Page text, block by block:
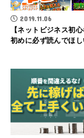
2019.11.06
【ネットビジネス初心
初めに必ず読んでほ